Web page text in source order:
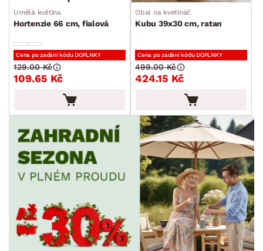
Umělá květina
Hortenzie 66 cm, fialová
Cena po zadání kódu DOPLNKY
109.65 Kč
129.00 Kč
Obal na kvetináč
Kubu 39x30 cm, ratan
Cena po zadání kódu DOPLNKY
424.15 Kč
499.00 Kč